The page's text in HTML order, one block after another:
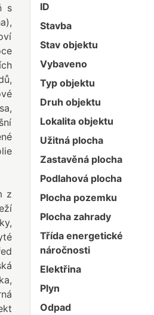
s
z
ID
Stavba
Stav objektu
Vybaveno
Typ objektu
Druh objektu
Lokalita objektu
Užitná plocha
Zastavěná plocha
Podlahová plocha
Plocha pozemku
Plocha zahrady
Třída energetické
náročnosti
Elektřina
Plyn
Odpad